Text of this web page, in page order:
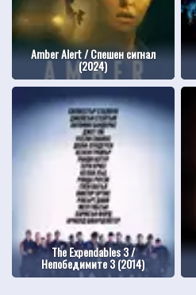
Amber Alert / Спешен сигнал
(2024)
The Expendables 3 /
Непобедимите 3 (2014)